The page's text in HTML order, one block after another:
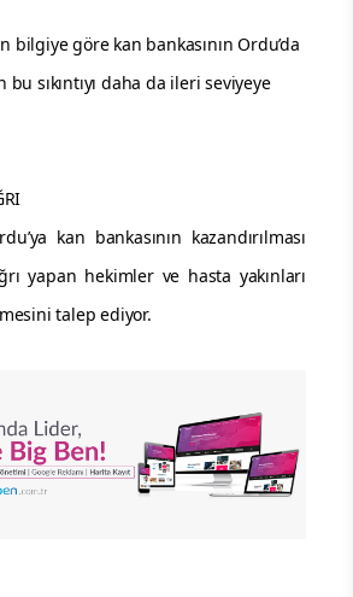
bilgiye göre kan bankasının Ordu’da
bu sıkıntıyı daha da ileri seviyeye
kan bankasının kazandırılması
yapan hekimler ve hasta yakınları
talep ediyor.